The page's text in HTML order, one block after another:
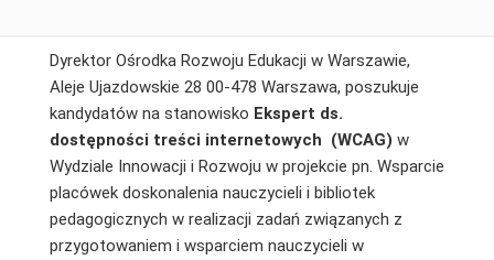
Dyrektor Ośrodka Rozwoju Edukacji w Warszawie,
Aleje Ujazdowskie 28 00-478 Warszawa, poszukuje
kandydatów na stanowisko Ekspert ds.
dostępności treści internetowych (WCAG) w
Wydziale Innowacji i Rozwoju w projekcie pn. Wsparcie
placówek doskonalenia nauczycieli i bibliotek
pedagogicznych w realizacji zadań związanych z
przygotowaniem i wsparciem nauczycieli w